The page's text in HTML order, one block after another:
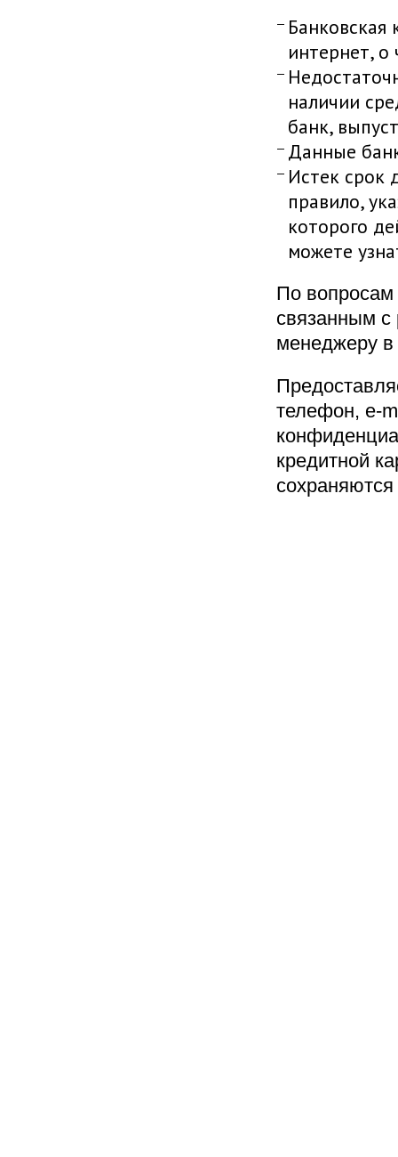
Банковская
интернет,
наличии
банк,
Данные
Истек срок
правило,
которого
можете
По
связанным с
менеджеру в
телефон, e-
кредитной